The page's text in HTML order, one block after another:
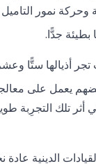
نمور التاميل
بطيئة جدًّا.
تجر أذيالها ستًّا
يعمل على
تلك التجرِبة
الدينية عادة